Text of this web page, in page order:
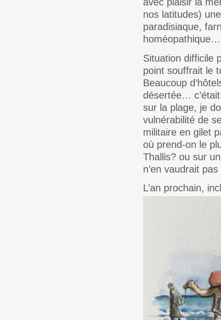
nos latitudes)
paradisiaque,
Situation difficile
point souffrait le
Beaucoup
désertée…
sur la plage, je
vulnérabilité de
militaire en gilet
où prend-on le
Thallis? ou sur
n’en vaudrait
L’an prochain,